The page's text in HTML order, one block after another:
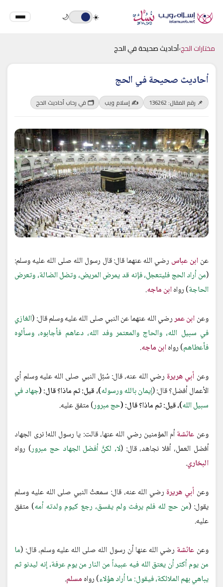
☀️
🌙
مختارات الحج›أحاديث صحيحة في الحج
أحاديث صحيحة في الحج
📌 رقم المقال: 136262 ✍️ إسلام ويب 🗂 في رحاب أحاديث الحج
عنابن عباس رضي الله عنهما قال: قال رسول الله صلى الله عليه وسلم:
(من أراد الحج فليتعجل، فإنه قد يمرض المريض، وتضل الضالة، وتعرض
الحاجة) رواهابن ماجه.
وعنابن عمررضي الله عنهما عن النبي صلى الله عليه وسلم قال: (الغازي
في سبيل الله، والحاج والمعتمر وفد الله، دعاهم فأجابوه، وسألوه
فأعطاهم) رواهابن ماجه.
وعن أبي هريرة رضي الله عنه، قال: سُئِل النبي صلى الله عليه وسلم أي
الأعمال أفضل؟ قال: (إيمان بالله ورسوله)، قيل: ثم ماذا؟ قال: (جهاد في
سبيل الله)، قيل: ثم ماذا؟ قال: (حج مبرور) متفق عليه.
وعن عائشةأم المؤمنين رضي الله عنها، قالت: يا رسول الله! نرى الجهاد
أفضل العمل، أفلا نجاهد، قال: (لا، لكنَّ أفضل الجهاد حج مبرور) رواه
البخاري.
وعن أبي هريرة رضي الله عنه، قال: سمعتُ النبي صلى الله عليه وسلم
يقول: (من حج لله فلم يرفث ولم يفسق، رجع كيوم ولدته أمه) متفق
عليه.
وعن عائشة رضي الله عنها أن رسول الله صلى الله عليه وسلم، قال: (ما
من يوم أكثر أن يعتق الله فيه عبيداً من النار من يوم عرفة، إنه ليدنو ثم
يباهي بهم الملائكة، فيقول: ما أراد هؤلاء) رواهمسلم.